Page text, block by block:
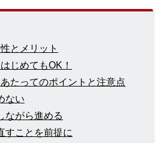
とメリット
じめてもOK！
たってのポイントと注意点
ない
ながら進める
すことを前提に